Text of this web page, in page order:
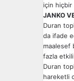
için hiçbir
JANKO
Duran
da ifade
maalesef
fazla
Duran
hareketli